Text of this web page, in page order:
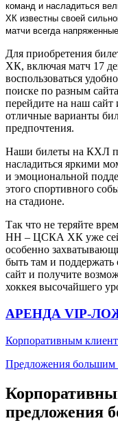
команд и насладиться
ХК известны своей
матчи всегда
Для приобретения
ХК, включая матч 17
воспользоваться
поиске по разным
перейдите на наш сайт
отличные варианты
предпочтения.
Наши билеты на КХЛ
насладиться яркими
и эмоциональной
этого спортивного
на стадионе.
Так что не теряйте
НН – ЦСКА ХК уже
особенно
быть там и
сайт и получите
хоккея высочайшего
АРЕНДА VIP-
Корпоративным
Предложения большим
предложения